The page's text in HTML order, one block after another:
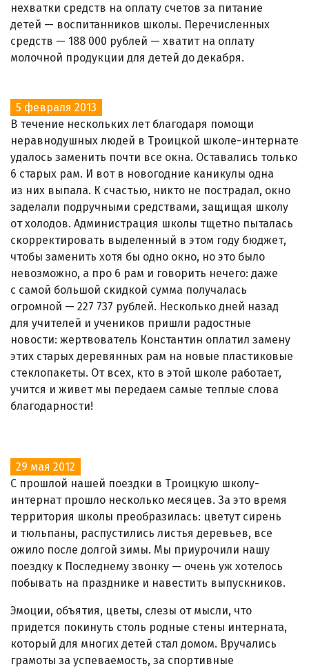
нехватки средств на оплату счетов за питание
детей — воспитанников школы. Перечисленных
средств — 188 000 рублей — хватит на оплату
молочной продукции для детей до декабря.
5 февраля 2013
В течение нескольких лет благодаря помощи
неравнодушных людей в Троицкой школе-интернате
удалось заменить почти все окна. Оставались только
6 старых рам. И вот в новогодние каникулы одна
из них выпала. К счастью, никто не пострадал, окно
заделали подручными средствами, защищая школу
от холодов. Администрация школы тщетно пыталась
скорректировать выделенный в этом году бюджет,
чтобы заменить хотя бы одно окно, но это было
невозможно, а про 6 рам и говорить нечего: даже
с самой большой скидкой сумма получалась
огромной — 227 737 рублей. Несколько дней назад
для учителей и учеников пришли радостные
новости: жертвователь Константин оплатил замену
этих старых деревянных рам на новые пластиковые
стеклопакеты. От всех, кто в этой школе работает,
учится и живет мы передаем самые теплые слова
благодарности!
29 мая 2012
С прошлой нашей поездки в Троицкую школу-
интернат прошло несколько месяцев. За это время
территория школы преобразилась: цветут сирень
и тюльпаны, распустились листья деревьев, все
ожило после долгой зимы. Мы приурочили нашу
поездку к Последнему звонку — очень уж хотелось
побывать на празднике и навестить выпускников.
Эмоции, объятия, цветы, слезы от мысли, что
придется покинуть столь родные стены интерната,
который для многих детей стал домом. Вручались
грамоты за успеваемость, за спортивные